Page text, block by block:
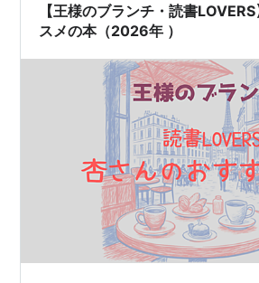
【王様のブランチ・読書
スメの本（2026年 ）